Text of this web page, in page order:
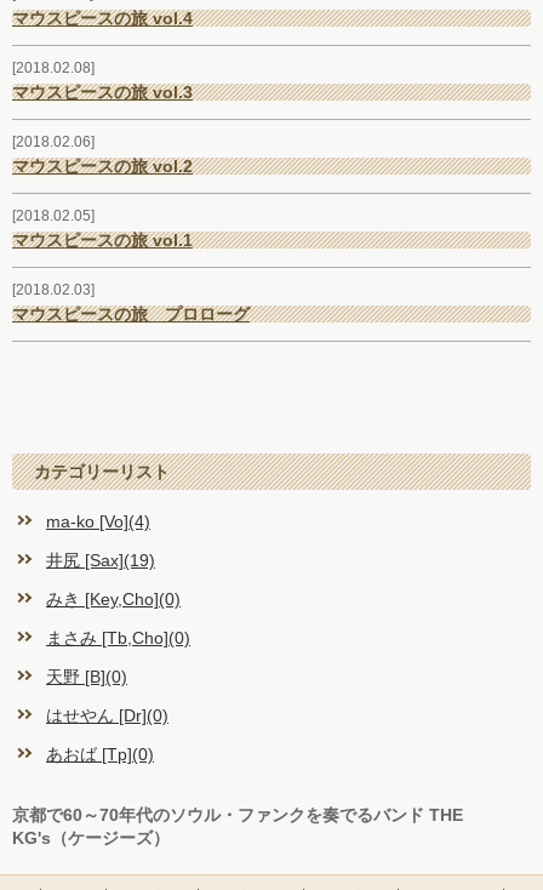
マウスピースの旅 vol.4
2018.02.08
マウスピースの旅 vol.3
2018.02.06
マウスピースの旅 vol.2
2018.02.05
マウスピースの旅 vol.1
2018.02.03
マウスピースの旅 プロローグ
カテゴリーリスト
ma-ko [Vo](4)
井尻 [Sax](19)
みき [Key,Cho](0)
まさみ [Tb,Cho](0)
天野 [B](0)
はせやん [Dr](0)
あおば [Tp](0)
京都で60～70年代のソウル・ファンクを奏でるバンド THE
KG's（ケージーズ）